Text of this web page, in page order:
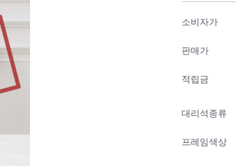
소비자가
판매가
적립금
대리석종류
프레임색상